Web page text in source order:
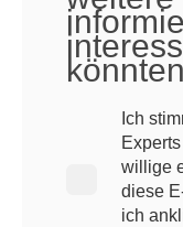
Ich
willige
diese
ich